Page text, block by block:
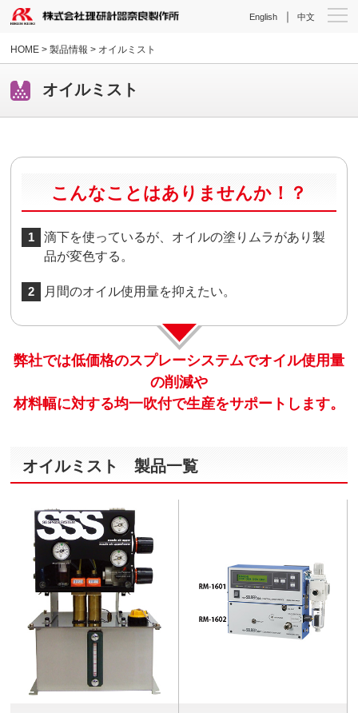
English ｜ 中文
HOME > 製品情報 > オイルミスト
オイルミスト
こんなことはありませんか！？
1
滴下を使っているが、オイルの塗りムラがあり製
品が変色する。
2 月間のオイル使用量を抑えたい。
弊社では低価格のスプレーシステムでオイル使用量
の削減や
材料幅に対する均一吹付で生産をサポートします。
オイルミスト 製品一覧